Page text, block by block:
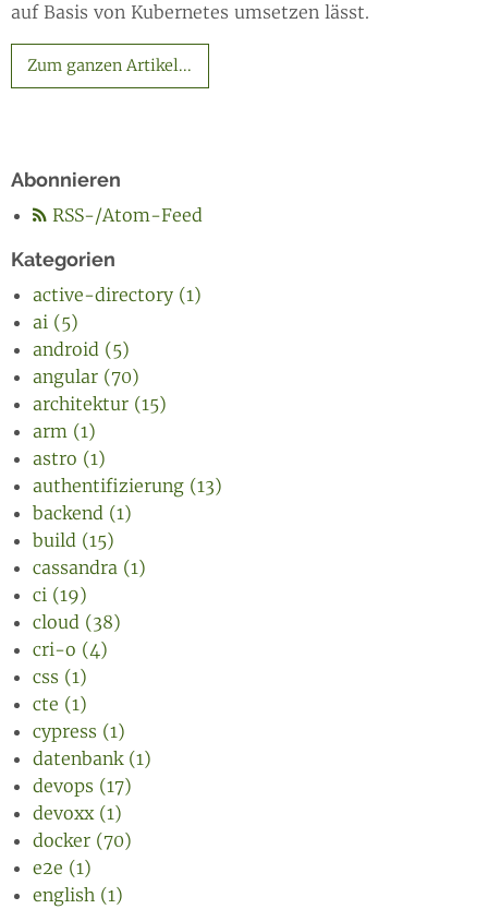
auf Basis von Kubernetes umsetzen lässt.
Zum ganzen Artikel...
Abonnieren
RSS-/Atom-Feed
Kategorien
active-directory (1)
ai (5)
android (5)
angular (70)
architektur (15)
arm (1)
astro (1)
authentifizierung (13)
backend (1)
build (15)
cassandra (1)
ci (19)
cloud (38)
cri-o (4)
css (1)
cte (1)
cypress (1)
datenbank (1)
devops (17)
devoxx (1)
docker (70)
e2e (1)
english (1)